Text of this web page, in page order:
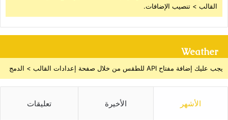
القالب > تنصيب الإضافات.
Weather
يجب عليك إضافة مفتاح API للطقس من خلال صفحة إعدادات القالب > الدمج
الأشهر الأخيرة تعليقات